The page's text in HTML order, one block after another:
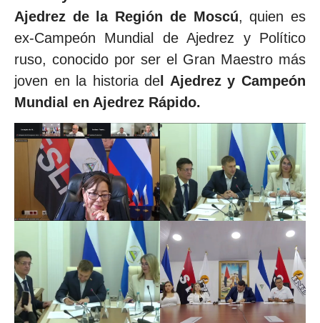
Ajedrez de la Región de Moscú, quien es
ex-Campeón Mundial de Ajedrez y Político
ruso, conocido por ser el Gran Maestro más
joven en la historia de l Ajedrez y Campeón
Mundial en Ajedrez Rápido.